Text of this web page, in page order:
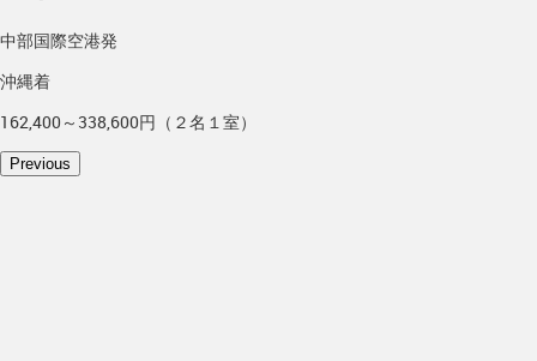
中部国際空港発
沖縄着
162,400～338,600円（２名１室）
Previous